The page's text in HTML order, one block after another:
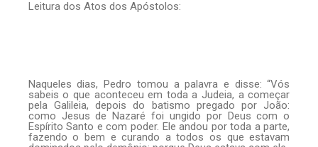
Leitura dos Atos dos Apóstolos:
Naqueles dias, Pedro tomou a palavra e disse: “Vós
sabeis o que aconteceu em toda a Judeia, a começar
pela Galileia, depois do batismo pregado por João:
como Jesus de Nazaré foi ungido por Deus com o
Espírito Santo e com poder. Ele andou por toda a parte,
fazendo o bem e curando a todos os que estavam